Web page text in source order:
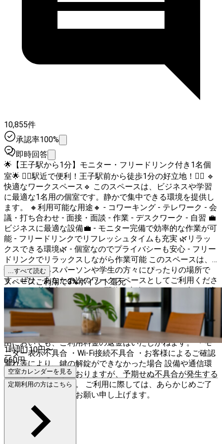
10,855件
承認率100%
即時回答
🌟【王子駅から1分】モニター・フリードリンク付き1名個
室🌟 🚶‍♂️駅近で便利！王子駅前から徒歩1分の好立地！🚶‍♀️ 🔹
快適なワークスペース🔹 このスペースは、ビジネスや学習
に最適な1名用の個室です。静かで集中できる環境を提供し
ます。 🔸利用可能な用途🔸 - コワーキング - テレワーク - 会
議・打ち合わせ - 面接・面談 - 作業 - デスクワーク - 自習 💼
ビジネスに最適な設備💼 - モニター完備で効率的な作業が可
能 - フリードリンクでリフレッシュタイムも充実 🌿リラッ
クスできる環境🌿 - 個室なのでプライバシーも安心 - フリー
ドリンクでリラックスしながら作業可能 このスペースは、
忙しいビジネスパーソンや学生の方々にぴったりの場所で
す。ぜひ、あなたの次のワークスペースとしてご利用くださ
い！✨ ※※禁止事項※※ ・LIVE配信や音楽をかける ・大きい音
量での撮影 ・共有エリアでの通話やオンライン会議 ・電子
タバコを含む喫煙 上記を行った場合は速やかに退店してい
ただきます。また予約時間前の退店でも返金は一切行いませ
ん。 当コワーキングスペースでは、以下を含むいかなる理
由においても、ご利用料金の返金はいたしかねます。 ・モ
ニター表示不具合 ・Wi-Fi接続不具合 ・お客様によるご確認
漏れ等により、鍵の解錠ができなかった場合 設備や通信環
境には万全を期しておりますが、予期せぬ不具合が発生する
可能性もございます。 ご利用に際しては、あらかじめご了
承くださいますようお願い申し上げます。
...すべて読む
スペースご利用で3%ポイント還元
1時間110円〜
660円
空室カレンダーを見る
定期利用の方はこちら